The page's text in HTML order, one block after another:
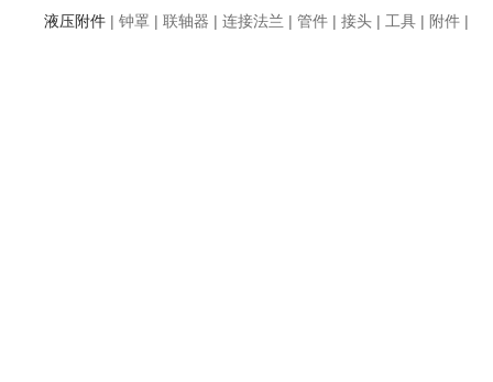
液压附件 | 钟罩 | 联轴器 | 连接法兰 | 管件 | 接头 | 工具 | 附件 |